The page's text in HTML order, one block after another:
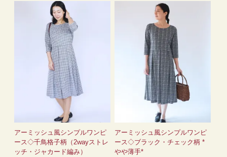
アーミッシュ風シンプルワンピ
ース◇千鳥格子柄（2wayストレ
ッチ・ジャカード編み）
アーミッシュ風シンプルワンピ
ース◇ブラック・チェック柄 *
やや薄手*